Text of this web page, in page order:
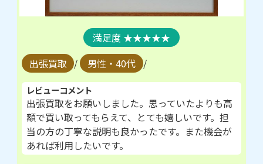
★★★★★
出張買取 / 男性・40代 /
レビューコメント
出張買取をお願いしました。思っていたよりも高
額で買い取ってもらえて、とても嬉しいです。担
当の方の丁寧な説明も良かったです。また機会が
あれば利用したいです。